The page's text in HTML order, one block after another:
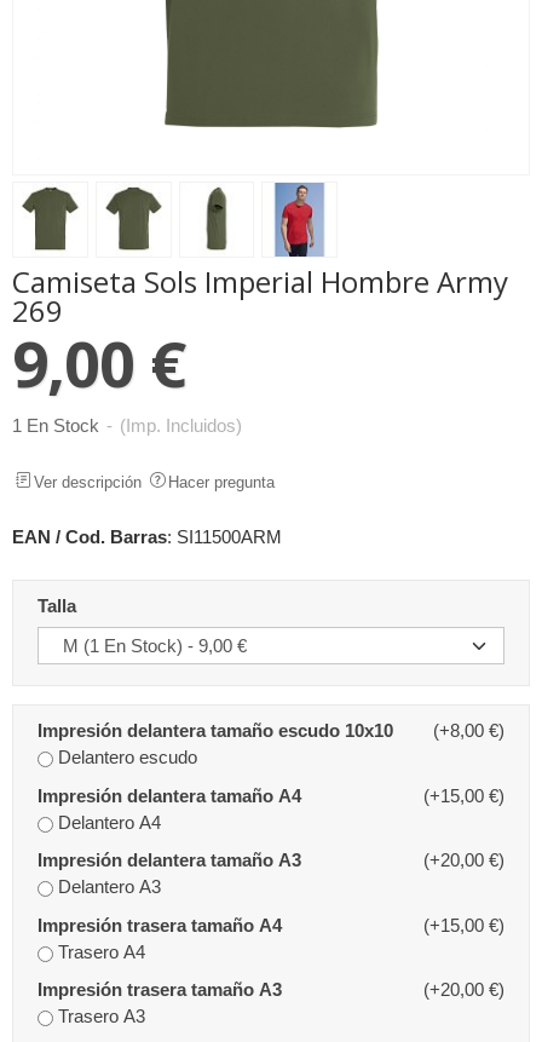
Camiseta Sols Imperial Hombre Army
269
9,00 €
1 En Stock - (Imp. Incluidos)
Ver descripción Hacer pregunta
EAN / Cod. Barras: SI11500ARM
Talla
Impresión delantera tamaño escudo 10x10
(+8,00 €)
Delantero escudo
Impresión delantera tamaño A4
(+15,00 €)
Delantero A4
Impresión delantera tamaño A3
(+20,00 €)
Delantero A3
Impresión trasera tamaño A4
(+15,00 €)
Trasero A4
Impresión trasera tamaño A3
(+20,00 €)
Trasero A3